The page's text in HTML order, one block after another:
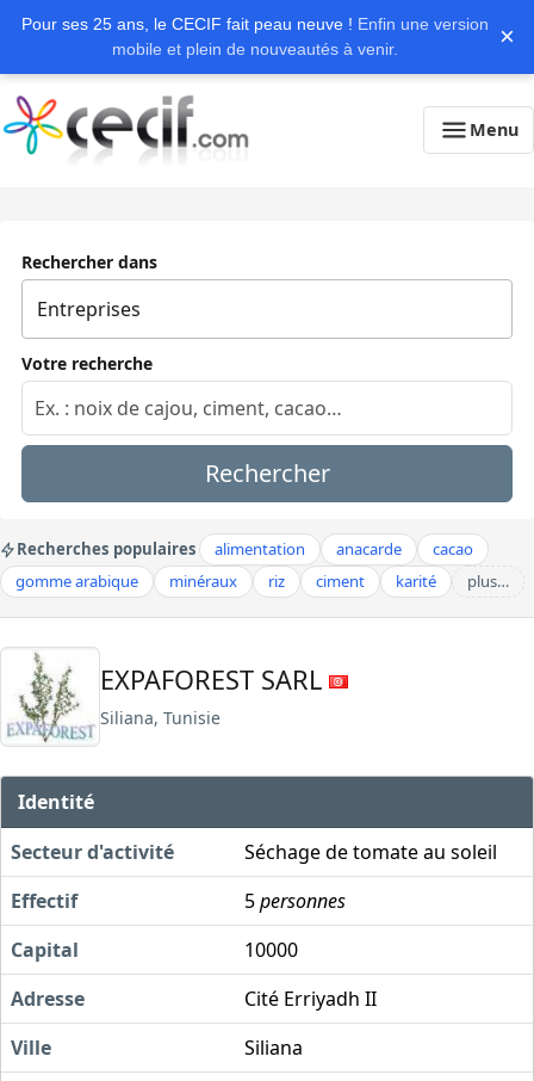
Pour ses 25 ans, le CECIF fait peau neuve ! Enfin une version
mobile et plein de nouveautés à venir.
×
Menu
Rechercher dans
Votre recherche
Rechercher
Recherches populaires alimentation anacarde
cacao
gomme arabique
minéraux riz ciment karité plus…
EXPAFOREST SARL
Siliana, Tunisie
Identité
Secteur d'activité
Séchage de tomate au soleil
Effectif
5personnes
Capital
10000
Adresse
Cité Erriyadh II
Ville
Siliana